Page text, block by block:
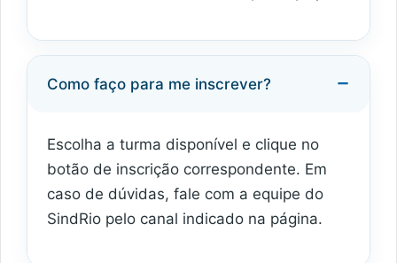
Como faço para me inscrever?
Escolha a turma disponível e clique no
botão de inscrição correspondente. Em
caso de dúvidas, fale com a equipe do
SindRio pelo canal indicado na página.